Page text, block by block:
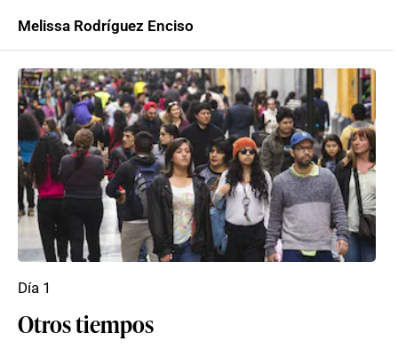
Melissa Rodríguez Enciso
Otros tiempos
Día 1